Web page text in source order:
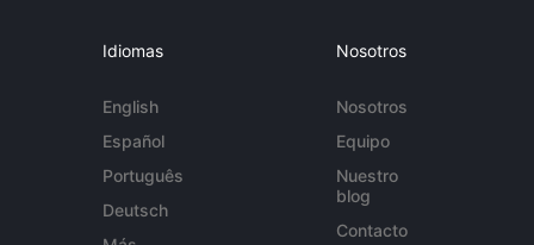
Idiomas
English
Español
Português
Deutsch
Nosotros
Nosotros
Equipo
Nuestro
blog
Contacto